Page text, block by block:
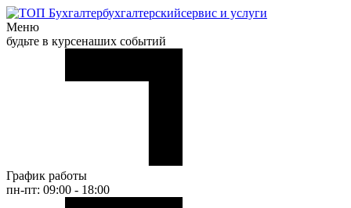
бухгалтерскийсервис и услуги
Меню
будьте в курсенаших событий
График работы
пн-пт: 09:00 - 18:00